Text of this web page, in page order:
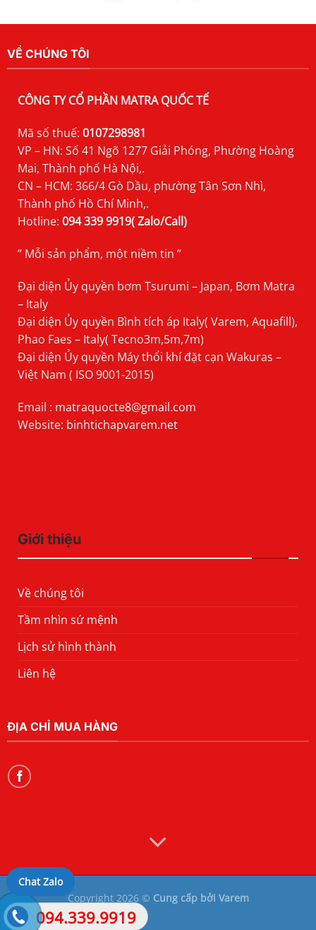
VỀ CHÚNG TÔI
CÔNG TY CỔ PHẦN MATRA QUỐC TẾ
Mã số thuế: 0107298981
VP – HN: Số 41 Ngõ 1277 Giải Phóng, Phường Hoàng
Mai, Thành phố Hà Nội,.
CN – HCM: 366/4 Gò Dầu, phường Tân Sơn Nhì,
Thành phố Hồ Chí Minh,.
Hotline: 094 339 9919( Zalo/Call)
” Mỗi sản phẩm, một niềm tin ”
Đại diện Ủy quyền bơm Tsurumi – Japan, Bơm Matra
– Italy
Đại diện Ủy quyền Bình tích áp Italy( Varem, Aquafill),
Phao Faes – Italy( Tecno3m,5m,7m)
Đại diện Ủy quyền Máy thổi khí đặt cạn Wakuras –
Việt Nam ( ISO 9001-2015)
Email : matraquocte8@gmail.com
Website: binhtichapvarem.net
Giới thiệu
Về chúng tôi
Tầm nhìn sứ mệnh
Lịch sử hình thành
Liên hệ
ĐỊA CHỈ MUA HÀNG
Copyright 2026 © Cung cấp bởi Varem
Chat Zalo
094.339.9919